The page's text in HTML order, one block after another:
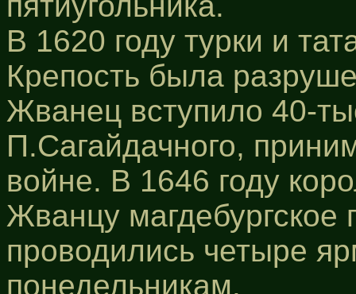
В 1620 году турки и
Крепость была
Жванец вступило 40-
П.Сагайдачного,
войне. В 1646 году
Жванцу
проводились четыре
понедельникам.